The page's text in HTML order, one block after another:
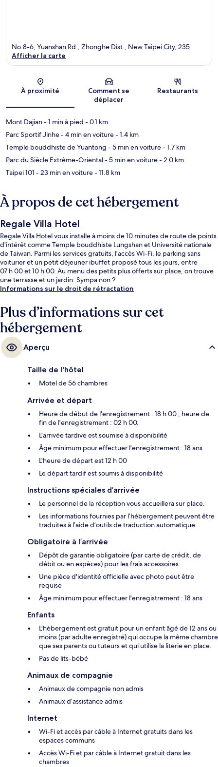
Carte
No.8-6, Yuanshan Rd., Zhonghe Dist., New Taipei City, 235
Afficher la carte
À proximité
Comment se
déplacer
Restaurants
Mont Dajian- 1 min à pied - 0.1 km
Parc Sportif Jinhe- 4 min en voiture- 1.4 km
Temple bouddhiste de Yuantong - 5 min en voiture- 1.7 km
Parc du Siècle Extrême-Oriental- 5 min en voiture- 2.0 km
Taipei 101 - 23 min en voiture- 11.8 km
À propos de cet hébergement
Regale Villa Hotel
Regale Villa Hotel vous installe à moins de 10 minutes de route de points
d'intérêt comme Temple bouddhiste Lungshan et Université nationale
de Taiwan. Parmi les services gratuits, l'accès Wi-Fi, le parking sans
voiturier et un petit déjeuner ibuffet proposé tous les jours, entre
07 h 00 et 10 h 00. Au menu des petits plus offerts sur place, on trouve
une terrasse et un jardin. Sympa non ?
Informations sur le droit de rétractation
Plus d’informations sur cet
hébergement
Aperçu
Taille de l'hôtel
Motel de 56 chambres
Arrivée et départ
Heure de début de l'enregistrement : 18 h 00 ; heure de
fin de l'enregistrement : 02 h 00.
L'arrivée tardive est soumise à disponibilité
Âge minimum pour effectuer l'enregistrement : 18 ans
L'heure de départ est 12 h 00
Le départ tardif est soumis à disponibilité
Instructions spéciales d’arrivée
Le personnel de la réception vous accueillera sur place.
Les informations fournies par l’hébergement peuvent être
traduites à l’aide d’outils de traduction automatique
Obligatoire à l’arrivée
Dépôt de garantie obligatoire (par carte de crédit, de
débit ou en espèces) pour les frais accessoires
Une pièce d'identité officielle avec photo peut être
requise
Âge minimum pour effectuer l'enregistrement : 18 ans
Enfants
L'hébergement est gratuit pour un enfant âgé de 12 ans ou
moins (par adulte enregistré) qui occupe la même chambre
que ses parents ou tuteurs et qui utilise la literie en place.
Pas de lits-bébé
Animaux de compagnie
Animaux de compagnie non admis
Animaux d’assistance admis
Internet
Wi-Fi et accès par câble à Internet gratuits dans les
espaces communs
Accès Wi-Fi et par câble à Internet gratuit dans les
chambres